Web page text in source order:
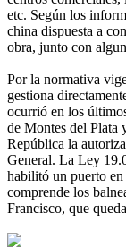
etc. Según los
china dispuesta a
obra, junto con
Por la normativa
gestiona
ocurrió en los
de Montes del Plata
República la
General. La Ley
habilitó un puerto
comprende los
Francisco, que